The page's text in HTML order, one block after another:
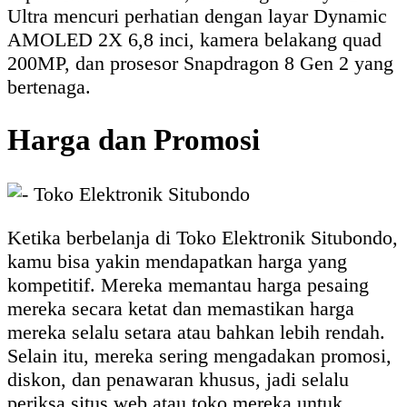
Ultra mencuri perhatian dengan layar Dynamic
AMOLED 2X 6,8 inci, kamera belakang quad
200MP, dan prosesor Snapdragon 8 Gen 2 yang
bertenaga.
Harga dan Promosi
Ketika berbelanja di Toko Elektronik Situbondo,
kamu bisa yakin mendapatkan harga yang
kompetitif. Mereka memantau harga pesaing
mereka secara ketat dan memastikan harga
mereka selalu setara atau bahkan lebih rendah.
Selain itu, mereka sering mengadakan promosi,
diskon, dan penawaran khusus, jadi selalu